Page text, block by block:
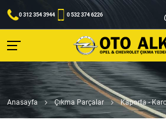
0 312 354 3944 0 532 374 6226
Anasayfa Çıkma Parçalar Kaporta -